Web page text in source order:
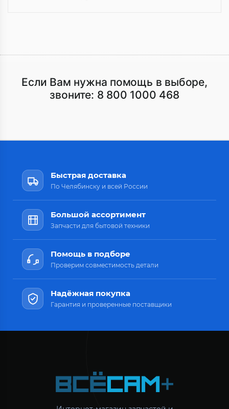
Если Вам нужна помощь в выборе,
звоните: 8 800 1000 468
Быстрая доставка
По Челябинску и всей России
Большой ассортимент
Запчасти для бытовой техники
Помощь в подборе
Проверим совместимость детали
Надёжная покупка
Гарантия и проверенные поставщики